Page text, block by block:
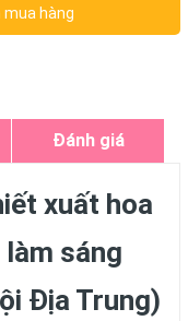
hàng
Đánh giá
xuất hoa
sáng
Địa Trung)